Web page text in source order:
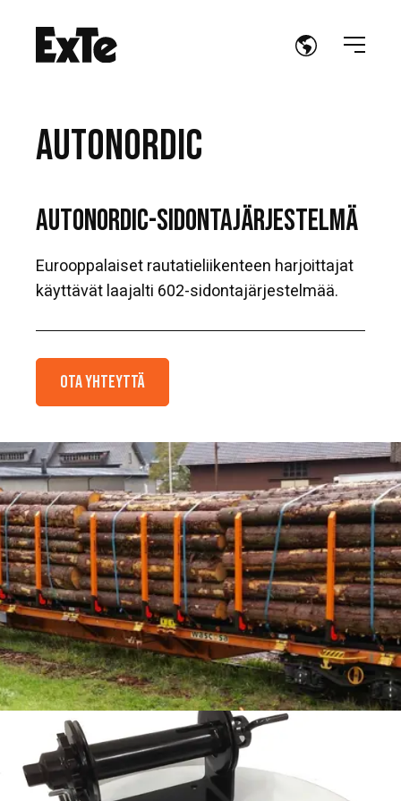
AUTONORDIC
AUTONORDIC-SIDONTAJÄRJESTELMÄ
Eurooppalaiset rautatieliikenteen harjoittajat
käyttävät laajalti 602-sidontajärjestelmää.
Ota yhteyttä